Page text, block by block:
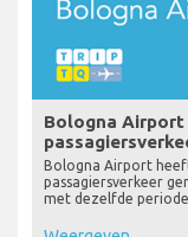
Bologna
Bologna Airport
passagiersverkeer
met dezelfde periode